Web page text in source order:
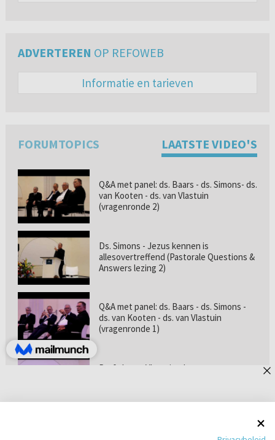
ADVERTEREN OP REFOWEB
Informatie en tarieven
FORUMTOPICS LAATSTE VIDEO'S
Q&A met panel: ds. Baars - ds. Simons- ds.
van Kooten - ds. van Vlastuin
(vragenronde 2)
Ds. Simons - Jezus kennen is
allesovertreffend (Pastorale Questions &
Answers lezing 2)
Q&A met panel: ds. Baars - ds. Simons -
ds. van Kooten - ds. van Vlastuin
(vragenronde 1)
Prof. dr. van Vlastuin - Is